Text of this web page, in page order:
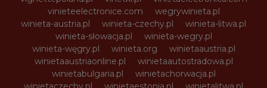
vinieteelectronice.com
wegrywinieta.pl
winieta-austria.pl
winieta-czechy.pl
winieta-litwa.pl
winieta-słowacja.pl
winieta-wegry.pl
winieta-węgry.pl
winieta.org
winietaaustria.pl
winietaaustriaonline.pl
winietaautostradowa.pl
winietabulgaria.pl
winietachorwacja.pl